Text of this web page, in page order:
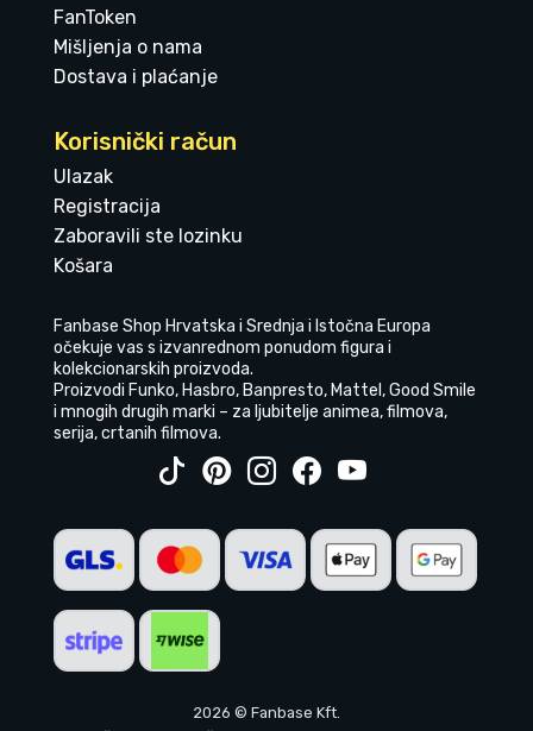
FanToken
Mišljenja o nama
Dostava i plaćanje
Korisnički račun
Ulazak
Registracija
Zaboravili ste lozinku
Košara
Fanbase Shop Hrvatska i Srednja i Istočna Europa
očekuje vas s izvanrednom ponudom figura i
kolekcionarskih proizvoda.
Proizvodi Funko, Hasbro, Banpresto, Mattel, Good Smile
i mnogih drugih marki – za ljubitelje animea, filmova,
serija, crtanih filmova.
2026 © Fanbase Kft.